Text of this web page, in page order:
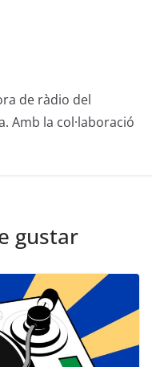
de ràdio del
Amb la col·laboració
gustar